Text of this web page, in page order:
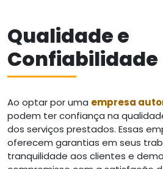
Qualidade e
Confiabilidade
Ao optar por uma empresa
podem ter confiança na
dos serviços prestados. Essas
oferecem garantias em seus
tranquilidade aos clientes e